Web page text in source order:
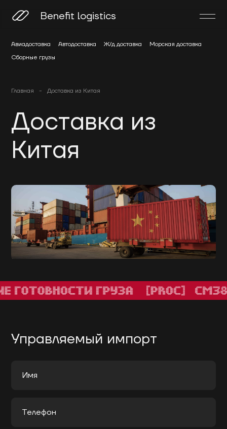
Benefit logistics
Авиадоставка Автодоставка Ж/д доставка
Морская доставка
Сборные грузы
Главная - Доставка из Китая
Доставка из
Китая
Управляемый импорт